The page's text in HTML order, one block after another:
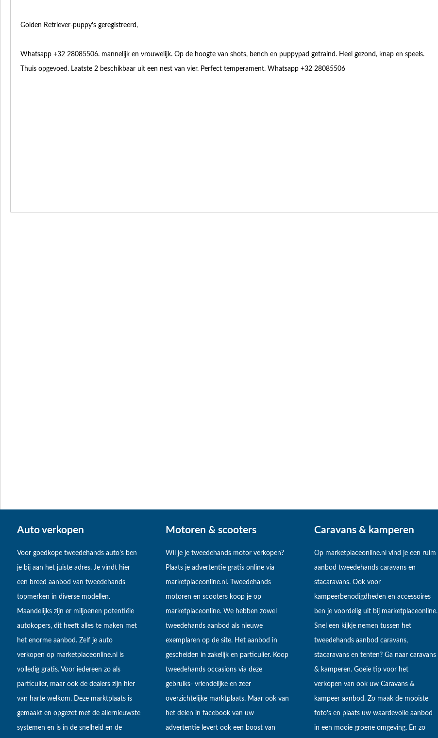
Golden Retriever-puppy's geregistreerd,
Whatsapp +32 28085506. mannelijk en vrouwelijk. Op de hoogte van shots, bench en puppypad getraind. Heel gezond, knap en speels.
Thuis opgevoed. Laatste 2 beschikbaar uit een nest van vier. Perfect temperament. Whatsapp +32 28085506
Auto verkopen
Voor goedkope tweedehands auto’s ben
je bij aan het juiste adres. Je vindt hier
een breed aanbod van tweedehands
topmerken in diverse modellen.
Maandelijks zijn er miljoenen potentiële
autokopers, dit heeft alles te maken met
het enorme aanbod. Zelf je auto
verkopen op marketplaceonline.nl is
volledig gratis. Voor iedereen zo als
particulier, maar ook de dealers zijn hier
van harte welkom. Deze marktplaats is
gemaakt en opgezet met de allernieuwste
systemen en is in de snelheid en de
Motoren & scooters
Wil je je tweedehands motor verkopen?
Plaats je advertentie gratis online via
marketplaceonline.nl. Tweedehands
motoren en scooters koop je op
marketplaceonline. We hebben zowel
tweedehands aanbod als nieuwe
exemplaren op de site. Het aanbod in
gescheiden in zakelijk en particulier. Koop
tweedehands occasions via deze
gebruiks- vriendelijke en zeer
overzichtelijke marktplaats. Maar ook van
het delen in facebook van uw
advertentie levert ook een boost van
Caravans & kamperen
Op marketplaceonline.nl vind je een ruim
aanbod tweedehands caravans en
stacaravans. Ook voor
kampeerbenodigdheden en accessoires
ben je voordelig uit bij marketplaceonline.
Snel een kijkje nemen tussen het
tweedehands aanbod caravans,
stacaravans en tenten? Ga naar caravans
& kamperen. Goeie tip voor het
verkopen van ook uw Caravans &
kampeer aanbod. Zo maak de mooiste
foto's en plaats uw waardevolle aanbod
in een mooie groene omgeving. En zo